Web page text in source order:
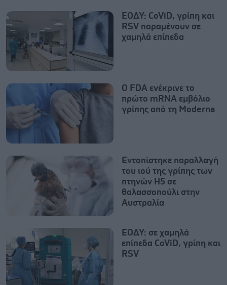
ΕΟΔΥ: CoViD, γρίπη και
RSV παραμένουν σε
χαμηλά επίπεδα
Ο FDA ενέκρινε το
πρώτο mRNA εμβόλιο
γρίπης από τη Moderna
Εντοπίστηκε παραλλαγή
του ιού της γρίπης των
πτηνών H5 σε
θαλασσοπούλι στην
Αυστραλία
ΕΟΔΥ: σε χαμηλά
επίπεδα CoViD, γρίπη και
RSV